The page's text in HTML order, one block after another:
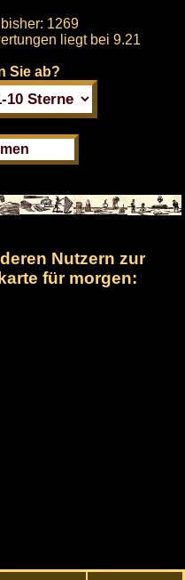
1269
liegt bei 9.21
Sie ab?
Nutzern zur
für morgen: